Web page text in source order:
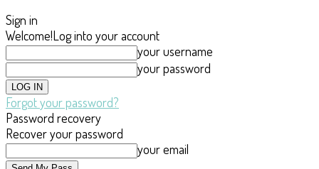
Sign in
Welcome!Log into your account
your username
your password
Forgot your password?
Password recovery
Recover your password
your email